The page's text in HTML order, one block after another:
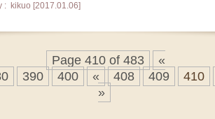
: kikuo [2017.01.06]
Page 410 of 483
«
390 400 « 408 409
410
»